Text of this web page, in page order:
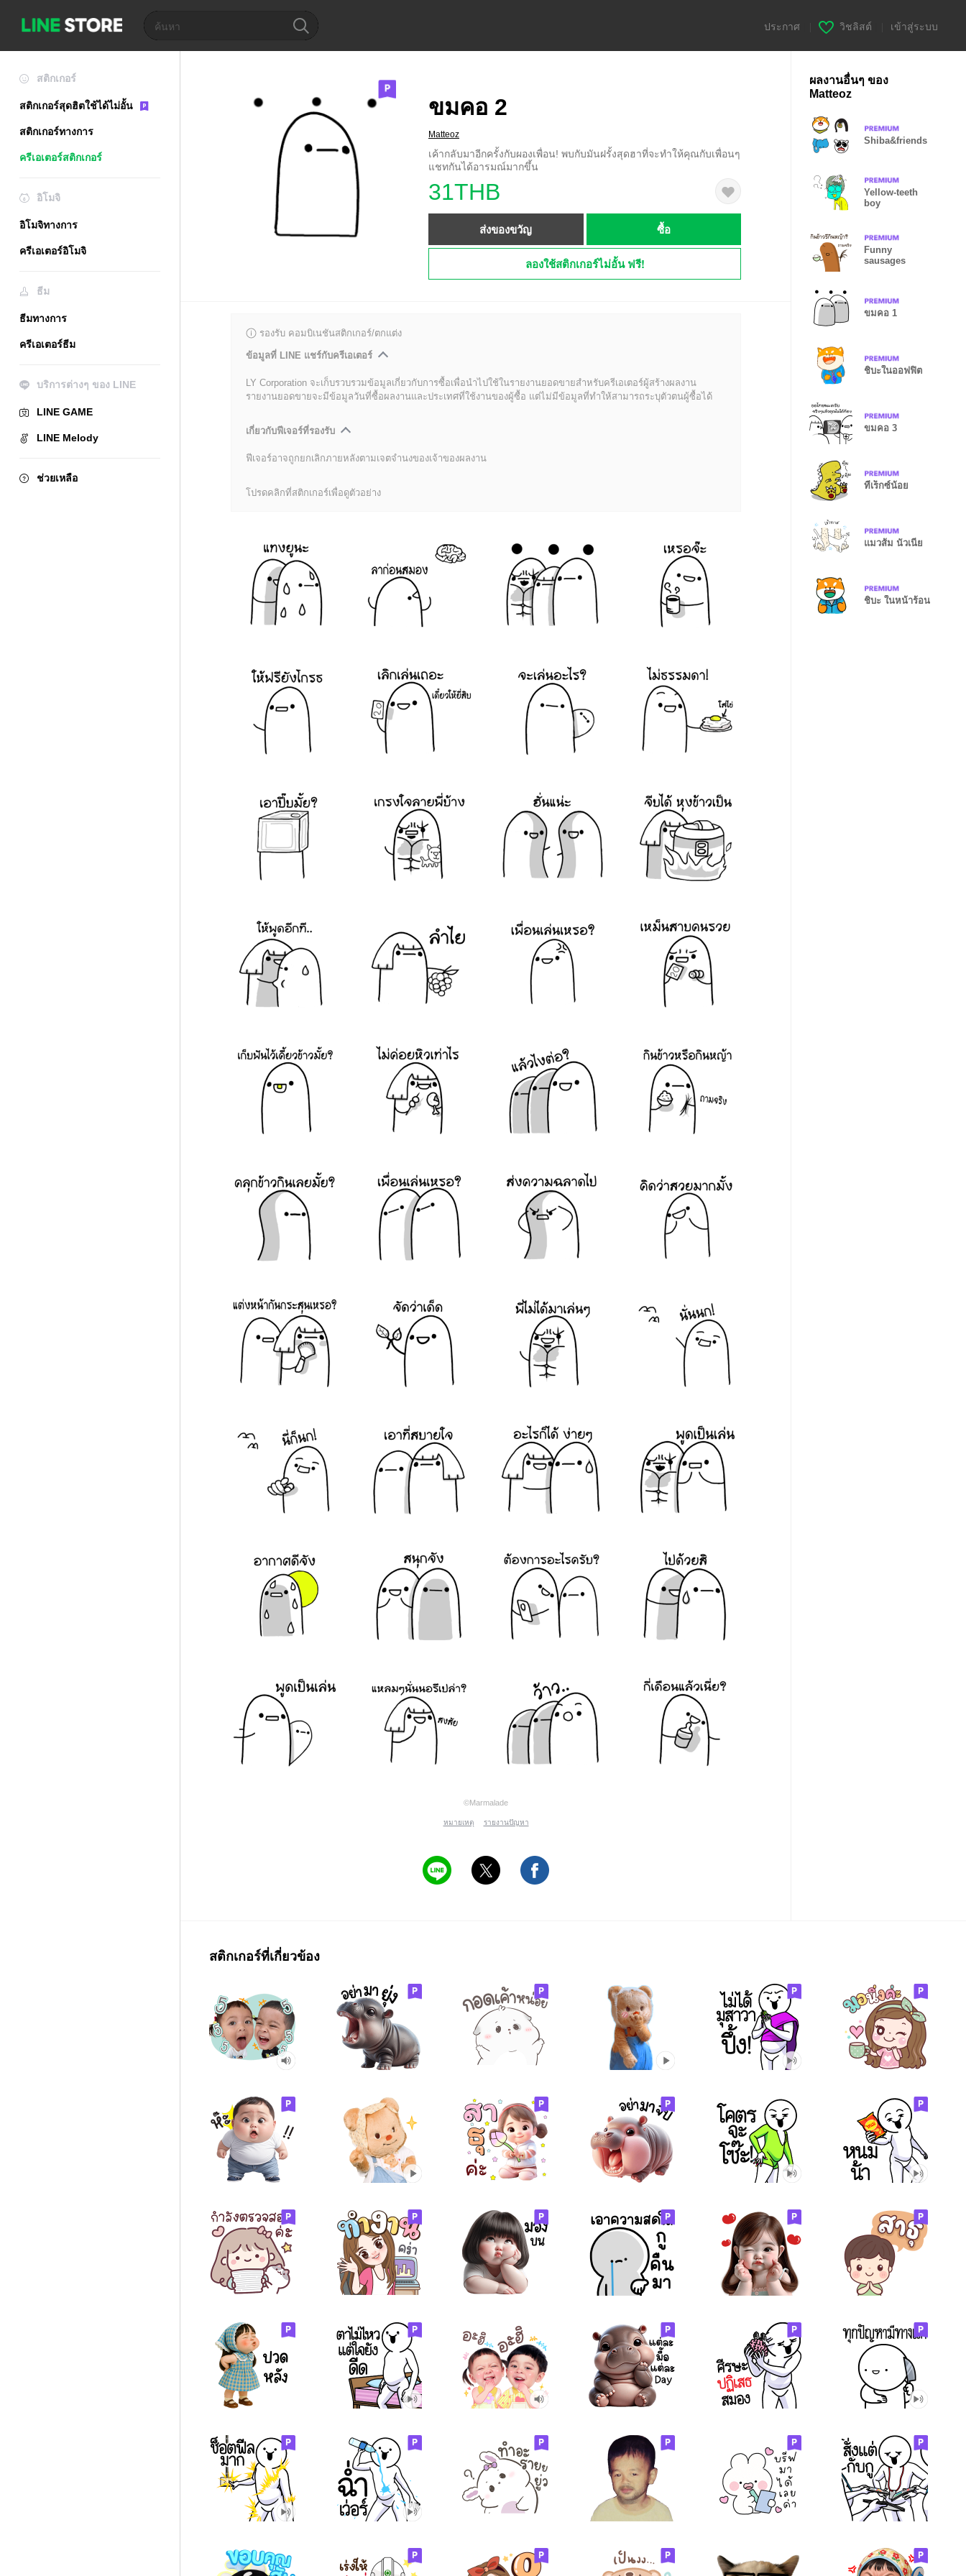
ประกาศ วิชลิสต์ เข้าสู่ระบบ
สติกเกอร์
สติกเกอร์สุดฮิตใช้ได้ไม่อั้น
สติกเกอร์ทางการ
ครีเอเตอร์สติกเกอร์
อิโมจิ
อิโมจิทางการ
ครีเอเตอร์อิโมจิ
ธีม
ธีมทางการ
ครีเอเตอร์ธีม
บริการต่างๆ ของ LINE
LINE GAME
LINE Melody
ช่วยเหลือ
ขมคอ 2
Matteoz
เค้ากลับมาอีกครั้งกับผองเพื่อน! พบกับมันฝรั้งสุดฮาที่จะทำให้คุณกับเพื่อนๆ
แชทกันได้อารมณ์มากขึ้น
31THB
ส่งของขวัญ ซื้อ
ลองใช้สติกเกอร์ไม่อั้น ฟรี!
รองรับ คอมบิเนชันสติกเกอร์/ตกแต่ง
ข้อมูลที่ LINE แชร์กับครีเอเตอร์
LY Corporation จะเก็บรวบรวมข้อมูลเกี่ยวกับการซื้อเพื่อนำไปใช้ในรายงานยอดขายสำหรับครีเอเตอร์ผู้สร้างผลงาน
รายงานยอดขายจะมีข้อมูลวันที่ซื้อผลงานและประเทศที่ใช้งานของผู้ซื้อ แต่ไม่มีข้อมูลที่ทำให้สามารถระบุตัวตนผู้ซื้อได้
เกี่ยวกับฟีเจอร์ที่รองรับ
ฟีเจอร์อาจถูกยกเลิกภายหลังตามเจตจำนงของเจ้าของผลงาน
โปรดคลิกที่สติกเกอร์เพื่อดูตัวอย่าง
©Marmalade
หมายเหตุ รายงานปัญหา
ผลงานอื่นๆ ของ
Matteoz
Shiba&friends
Yellow-teeth
boy
Funny
sausages
ขมคอ 1
ชิบะในออฟฟิต
ขมคอ 3
ทีเร็กซ์น้อย
แมวส้ม นัวเนีย
ชิบะ ในหน้าร้อน
สติกเกอร์ที่เกี่ยวข้อง